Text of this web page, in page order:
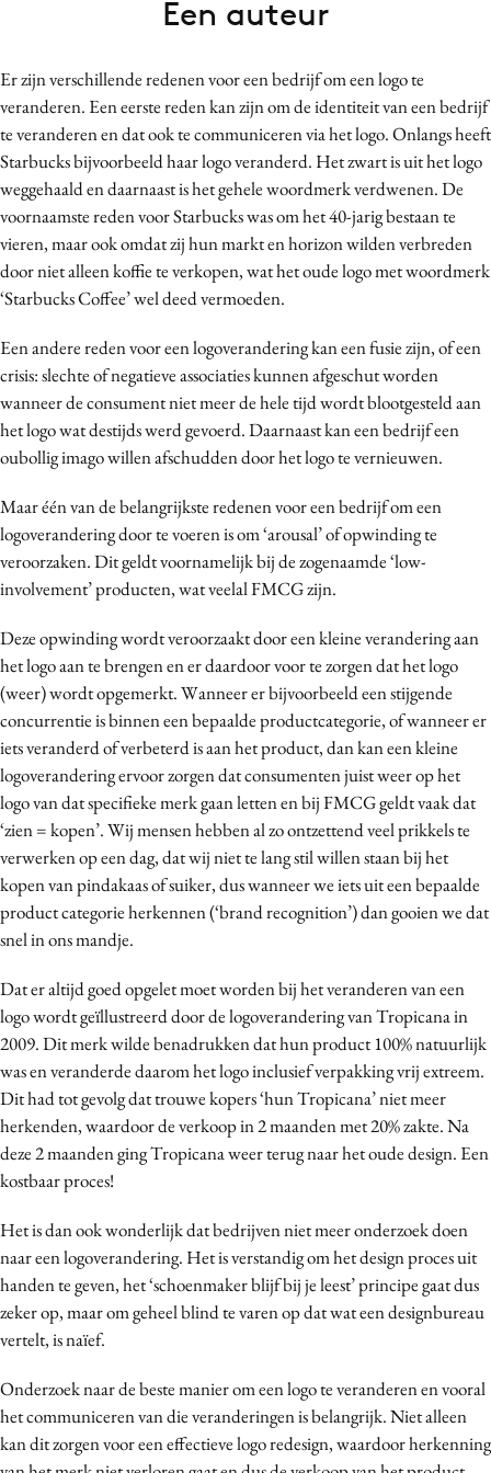
Carriere
Contentmarketing
Craft
Customer Experience
Data & Insights
Design
Digital transformation
Effectiviteit
Gedragsverandering
Influencer marketing
Interne communicatie
Media
Merkstrategie
PR
Purpose Marketing
Reputatie & crisis
Er zijn verschillende redenen voor een bedrijf om een logo te
veranderen. Een eerste reden kan zijn om de identiteit van een bedrijf
te veranderen en dat ook te communiceren via het logo. Onlangs heeft
Starbucks bijvoorbeeld haar logo veranderd. Het zwart is uit het logo
weggehaald en daarnaast is het gehele woordmerk verdwenen. De
voornaamste reden voor Starbucks was om het 40-jarig bestaan te
vieren, maar ook omdat zij hun markt en horizon wilden verbreden
door niet alleen koffie te verkopen, wat het oude logo met woordmerk
‘Starbucks Coffee’ wel deed vermoeden.
Een andere reden voor een logoverandering kan een fusie zijn, of een
crisis: slechte of negatieve associaties kunnen afgeschut worden
wanneer de consument niet meer de hele tijd wordt blootgesteld aan
het logo wat destijds werd gevoerd. Daarnaast kan een bedrijf een
oubollig imago willen afschudden door het logo te vernieuwen.
Maar één van de belangrijkste redenen voor een bedrijf om een
logoverandering door te voeren is om ‘arousal’ of opwinding te
veroorzaken. Dit geldt voornamelijk bij de zogenaamde ‘low-
involvement’ producten, wat veelal FMCG zijn.
Deze opwinding wordt veroorzaakt door een kleine verandering aan
het logo aan te brengen en er daardoor voor te zorgen dat het logo
(weer) wordt opgemerkt. Wanneer er bijvoorbeeld een stijgende
concurrentie is binnen een bepaalde productcategorie, of wanneer er
iets veranderd of verbeterd is aan het product, dan kan een kleine
logoverandering ervoor zorgen dat consumenten juist weer op het
logo van dat specifieke merk gaan letten en bij FMCG geldt vaak dat
‘zien = kopen’. Wij mensen hebben al zo ontzettend veel prikkels te
verwerken op een dag, dat wij niet te lang stil willen staan bij het
kopen van pindakaas of suiker, dus wanneer we iets uit een bepaalde
product categorie herkennen (‘brand recognition’) dan gooien we dat
snel in ons mandje.
Dat er altijd goed opgelet moet worden bij het veranderen van een
logo wordt geïllustreerd door de logoverandering van Tropicana in
2009. Dit merk wilde benadrukken dat hun product 100% natuurlijk
was en veranderde daarom het logo inclusief verpakking vrij extreem.
Dit had tot gevolg dat trouwe kopers ‘hun Tropicana’ niet meer
herkenden, waardoor de verkoop in 2 maanden met 20% zakte. Na
deze 2 maanden ging Tropicana weer terug naar het oude design. Een
kostbaar proces!
Het is dan ook wonderlijk dat bedrijven niet meer onderzoek doen
naar een logoverandering. Het is verstandig om het design proces uit
handen te geven, het ‘schoenmaker blijf bij je leest’ principe gaat dus
zeker op, maar om geheel blind te varen op dat wat een designbureau
vertelt, is naïef.
Onderzoek naar de beste manier om een logo te veranderen en vooral
het communiceren van die veranderingen is belangrijk. Niet alleen
kan dit zorgen voor een effectieve logo redesign, waardoor herkenning
Een auteur